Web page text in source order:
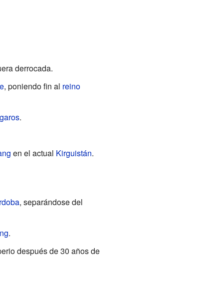
derrocada.
, poniendo fin al reino
.
en el actual Kirguistán.
, separándose del
.
después de 30 años de